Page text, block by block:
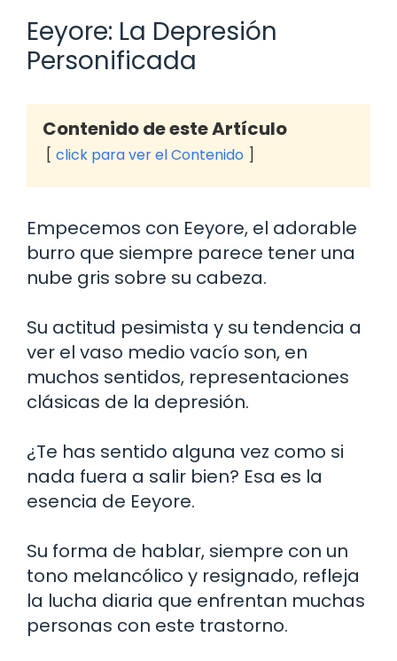
Eeyore: La Depresión
Personificada
Contenido de este Artículo
click para ver el Contenido
Empecemos con Eeyore, el adorable
burro que siempre parece tener una
nube gris sobre su cabeza.
Su actitud pesimista y su tendencia a
ver el vaso medio vacío son, en
muchos sentidos, representaciones
clásicas de la depresión.
¿Te has sentido alguna vez como si
nada fuera a salir bien? Esa es la
esencia de Eeyore.
Su forma de hablar, siempre con un
tono melancólico y resignado, refleja
la lucha diaria que enfrentan muchas
personas con este trastorno.